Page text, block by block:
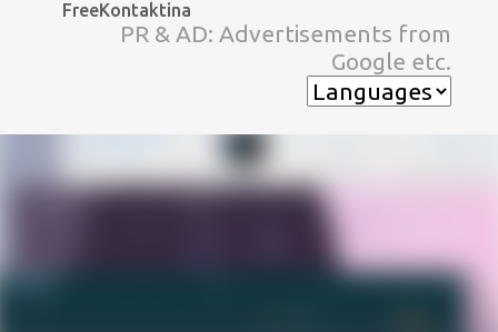
スキップしてメイン コンテンツに移動
FreeKontaktina
PR & AD: Advertisements from
Google etc.